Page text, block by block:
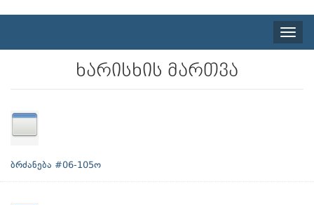
Toggle
ხარისხის მართვა
ბრძანება #06-105ო